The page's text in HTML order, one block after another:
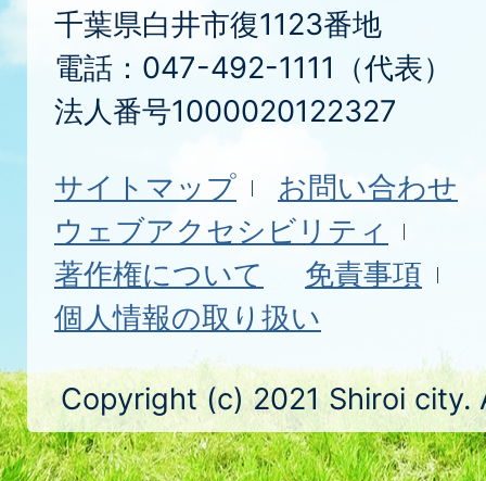
千葉県白井市復1123番地
電話：047-492-1111（代表）
法人番号1000020122327
サイトマップ
お問い合わせ
ウェブアクセシビリティ
著作権について
免責事項
個人情報の取り扱い
Copyright (c) 2021 Shiroi city.